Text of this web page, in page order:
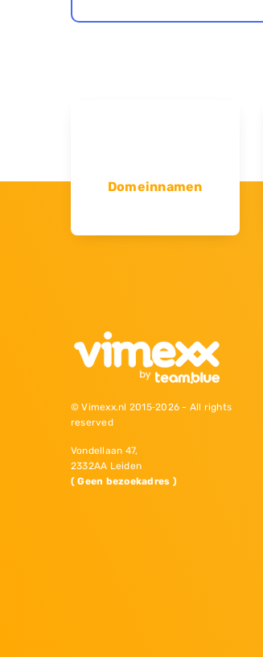
Domeinnamen
© Vimexx.nl 2015‐2026 - All rights
reserved
Vondellaan 47,
2332AA Leiden
( Geen bezoekadres )